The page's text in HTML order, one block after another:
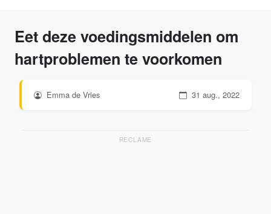
Eet deze voedingsmiddelen om
hartproblemen te voorkomen
Emma de Vries 31 aug., 2022
RECLAME